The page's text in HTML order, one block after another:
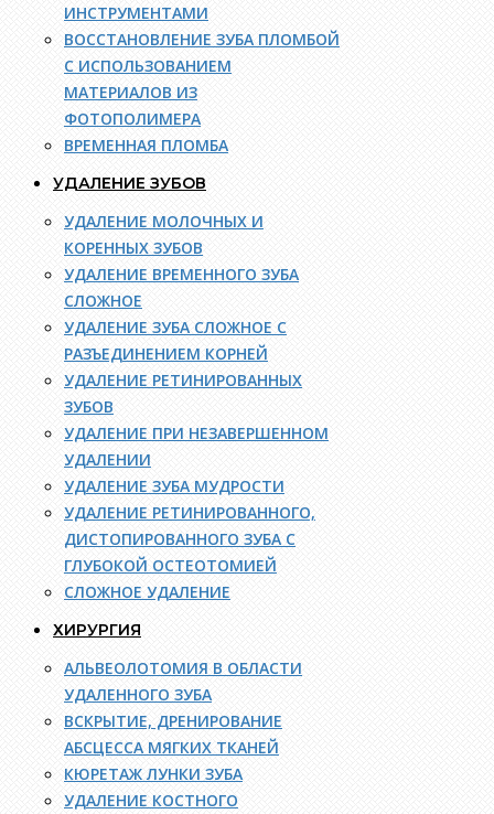
ИНСТРУМЕНТАМИ
ВОССТАНОВЛЕНИЕ ЗУБА ПЛОМБОЙ
С ИСПОЛЬЗОВАНИЕМ
МАТЕРИАЛОВ ИЗ
ФОТОПОЛИМЕРА
ВРЕМЕННАЯ ПЛОМБА
УДАЛЕНИЕ ЗУБОВ
УДАЛЕНИЕ МОЛОЧНЫХ И
КОРЕННЫХ ЗУБОВ
УДАЛЕНИЕ ВРЕМЕННОГО ЗУБА
СЛОЖНОЕ
УДАЛЕНИЕ ЗУБА СЛОЖНОЕ С
РАЗЪЕДИНЕНИЕМ КОРНЕЙ
УДАЛЕНИЕ РЕТИНИРОВАННЫХ
ЗУБОВ
УДАЛЕНИЕ ПРИ НЕЗАВЕРШЕННОМ
УДАЛЕНИИ
УДАЛЕНИЕ ЗУБА МУДРОСТИ
УДАЛЕНИЕ РЕТИНИРОВАННОГО,
ДИСТОПИРОВАННОГО ЗУБА С
ГЛУБОКОЙ ОСТЕОТОМИЕЙ
СЛОЖНОЕ УДАЛЕНИЕ
ХИРУРГИЯ
АЛЬВЕОЛОТОМИЯ В ОБЛАСТИ
УДАЛЕННОГО ЗУБА
ВСКРЫТИЕ, ДРЕНИРОВАНИЕ
АБСЦЕССА МЯГКИХ ТКАНЕЙ
КЮРЕТАЖ ЛУНКИ ЗУБА
УДАЛЕНИЕ КОСТНОГО